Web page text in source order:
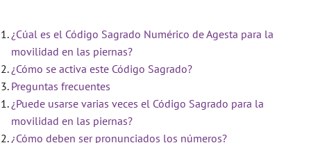
¿Cúal es el Código Sagrado Numérico de Agesta para la
movilidad en las piernas?
¿Cómo se activa este Código Sagrado?
Preguntas frecuentes
¿Puede usarse varias veces el Código Sagrado para la
movilidad en las piernas?
¿Cómo deben ser pronunciados los números?